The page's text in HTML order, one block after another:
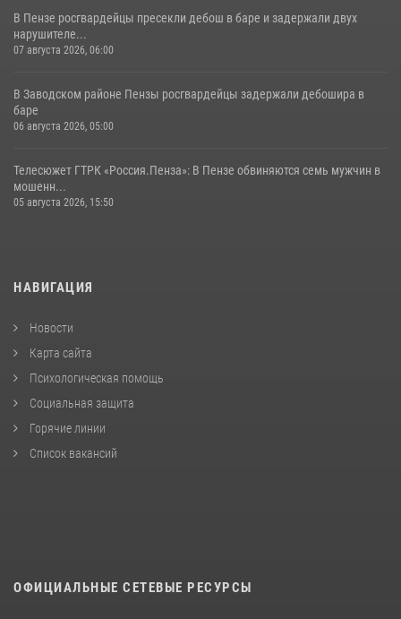
В Пензе росгвардейцы пресекли дебош в баре и задержали двух
нарушителе...
07 августа 2026, 06:00
В Заводском районе Пензы росгвардейцы задержали дебошира в
баре
06 августа 2026, 05:00
Телесюжет ГТРК «Россия.Пенза»: В Пензе обвиняются семь мужчин в
мошенн...
05 августа 2026, 15:50
НАВИГАЦИЯ
Новости
Карта сайта
Психологическая помощь
Социальная защита
Горячие линии
Список вакансий
ОФИЦИАЛЬНЫЕ СЕТЕВЫЕ РЕСУРСЫ